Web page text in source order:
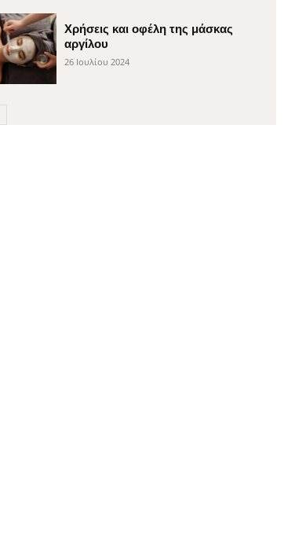
Χρήσεις και οφέλη της μάσκας
αργίλου
26 Ιουλίου 2024